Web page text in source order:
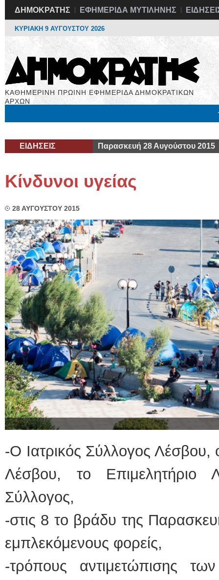
ΔΗΜΟΚΡΑΤΗΣ ΕΦΗΜΕΡΙΔΑ ΜΥΤΙΛΗΝΗΣ
ΚΥΡΙΑΚΗ 9 ΑΥΓΟΥΣΤΟΥ 2026
ΚΑΘΗΜΕΡΙΝΗ ΠΡΩΙΝΗ ΕΦΗΜΕΡΙΔΑ ΔΗΜΟΚΡΑΤΙΚΩΝ
ΑΡΧΩΝ
ΕΙΔΗΣΕΙΣ Παρασκευή 28 Αυγούστου 2015
Κίνδυνοι υγείας
28 ΑΥΓΟΥΣΤΟΥ 2015
-Ο Ιατρικός Σύλλογος
Λέσβου, το
Σύλλογος,
-στις 8 το βράδυ της
εμπλεκόμενους φορείς,
-τρόπους αντιμετώπισης